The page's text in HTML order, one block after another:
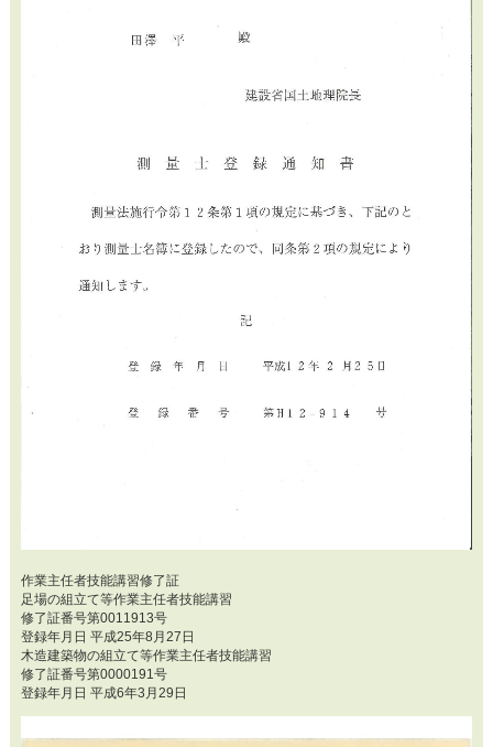
作業主任者技能講習修了証
足場の組立て等作業主任者技能講習
修了証番号第0011913号
登録年月日 平成25年8月27日
木造建築物の組立て等作業主任者技能講習
修了証番号第0000191号
登録年月日 平成6年3月29日